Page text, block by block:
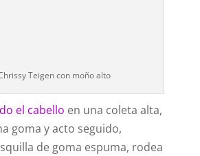
Teigen con moño alto
el cabello en una coleta alta,
goma y acto seguido,
de goma espuma, rodea